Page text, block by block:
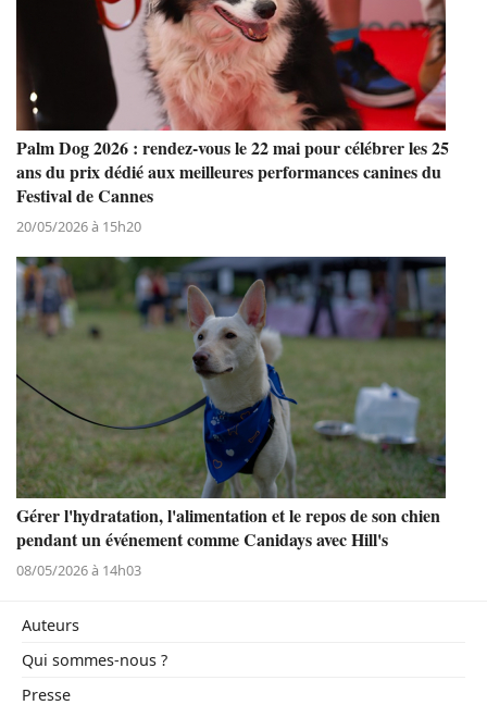
Palm Dog 2026 : rendez-vous le 22 mai pour célébrer les 25
ans du prix dédié aux meilleures performances canines du
Festival de Cannes
20/05/2026 à 15h20
Gérer l'hydratation, l'alimentation et le repos de son chien
pendant un événement comme Canidays avec Hill's
08/05/2026 à 14h03
Auteurs
Qui sommes-nous ?
Presse